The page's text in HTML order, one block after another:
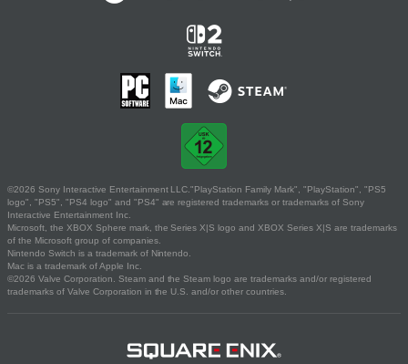
©2026 Sony Interactive Entertainment LLC."PlayStation Family Mark", "PlayStation", "PS5
logo", "PS5", "PS4 logo" and "PS4" are registered trademarks or trademarks of Sony
Interactive Entertainment Inc.
Microsoft, the XBOX Sphere mark, the Series X|S logo and XBOX Series X|S are trademarks
of the Microsoft group of companies.
Nintendo Switch is a trademark of Nintendo.
Mac is a trademark of Apple Inc.
©2026 Valve Corporation. Steam and the Steam logo are trademarks and/or registered
trademarks of Valve Corporation in the U.S. and/or other countries.